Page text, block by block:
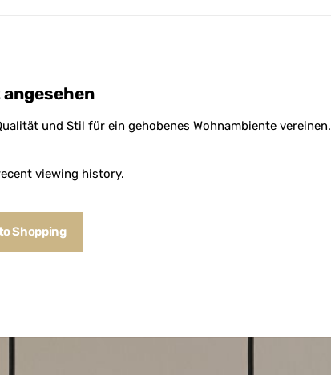
und Stil für ein gehobenes Wohnambiente vereinen.
viewing history.
Shopping